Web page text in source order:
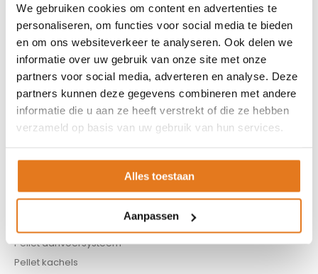
We gebruiken cookies om content en advertenties te
personaliseren, om functies voor social media te bieden
en om ons websiteverkeer te analyseren. Ook delen we
informatie over uw gebruik van onze site met onze
partners voor social media, adverteren en analyse. Deze
partners kunnen deze gegevens combineren met andere
informatie die u aan ze heeft verstrekt of die ze hebben
verzameld op basis van uw gebruik van hun services.
Alles toestaan
Aanpassen
ASSORTIMENT
Biomassa ketels
Boilers
Buffervaten
Controllers
Hoge temperatuur warmtepomp
Pellet aanvoersysteem
Pellet kachels